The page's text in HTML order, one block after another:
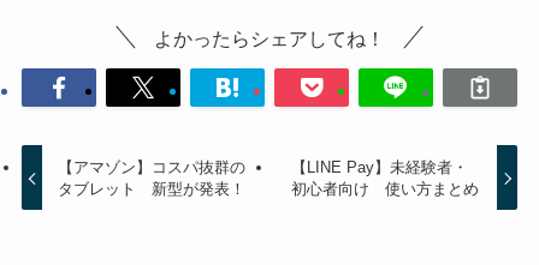
よかったらシェアしてね！
【アマゾン】コスパ抜群の
タブレット 新型が発表！
【LINE Pay】未経験者・
初心者向け 使い方まとめ